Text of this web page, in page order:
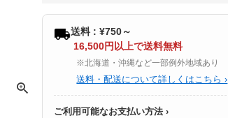
送料 : ¥750～
16,500円以上で送料無料
※北海道・沖縄など一部例外地域あり
送料・配送について詳しくはこちら ›
ご利用可能なお支払い方法 ›